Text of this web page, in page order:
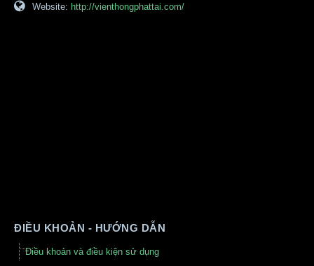
Website: http://vienthongphattai.com/
ĐIỀU KHOẢN - HƯỚNG DẪN
Điều khoản và điều kiện sử dụng